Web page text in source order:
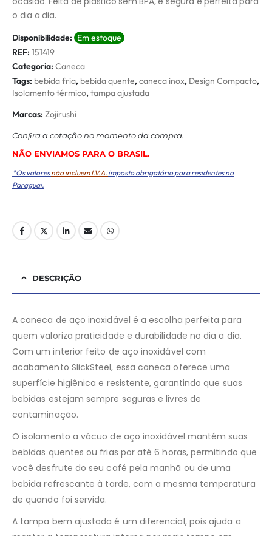
o dia a dia.
Disponibilidade: Em estoque
REF: 151419
Categoria: Caneca
Tags: bebida fria, bebida quente,caneca inox, Design Compacto,
Isolamento térmico,tampa ajustada
Marcas: Zojirushi
Conﬁra a cotação no momento da compra.
NÃO ENVIAMOS PARA O BRASIL.
*Os valoresnão incluem I.V.A. imposto obrigatório para residentes no
Paraguai.
DESCRIÇÃO
A caneca de aço inoxidável é a escolha perfeita para
quem valoriza praticidade e durabilidade no dia a dia.
Com um interior feito de aço inoxidável com
acabamento SlickSteel, essa caneca oferece uma
superfície higiênica e resistente, garantindo que suas
bebidas estejam sempre seguras e livres de
contaminação.
O isolamento a vácuo de aço inoxidável mantém suas
bebidas quentes ou frias por até 6 horas, permitindo que
você desfrute do seu café pela manhã ou de uma
bebida refrescante à tarde, com a mesma temperatura
de quando foi servida.
A tampa bem ajustada é um diferencial, pois ajuda a